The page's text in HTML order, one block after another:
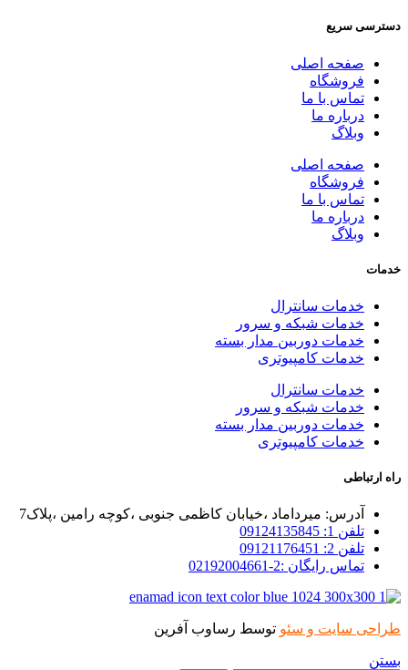
دسترسی سریع
صفحه اصلی
فروشگاه
تماس با ما
درباره ما
وبلاگ
صفحه اصلی
فروشگاه
تماس با ما
درباره ما
وبلاگ
خدمات
خدمات سانترال
خدمات شبکه و سرور
خدمات دوربین مدار بسته
خدمات کامپیوتری
خدمات سانترال
خدمات شبکه و سرور
خدمات دوربین مدار بسته
خدمات کامپیوتری
راه ارتباطی
آدرس: میرداماد ،خیابان کاظمی جنوبی ،کوچه رامین ،پلاک7
تلفن 1: 09124135845
تلفن 2: 09121176451
تماس رایگان :2-02192004661
طراحی سایت و سئو توسط رساوب آفرین
بستن